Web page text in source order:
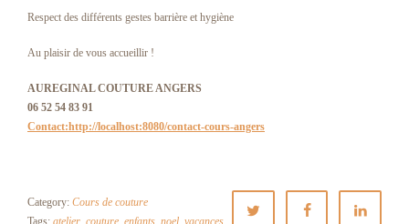
Respect des différents gestes barrière et hygiène
Au plaisir de vous accueillir !
AUREGINAL COUTURE ANGERS
06 52 54 83 91
Contact:http://localhost:8080/contact-cours-angers
Category: Cours de couture